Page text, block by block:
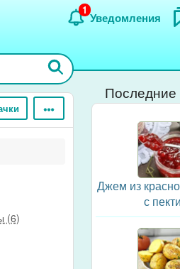
Уведомления
1
(6)
Джем из
с